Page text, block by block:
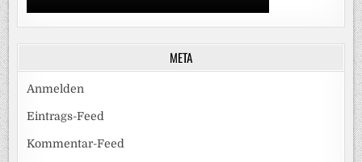
META
Anmelden
Eintrags-Feed
Kommentar-Feed